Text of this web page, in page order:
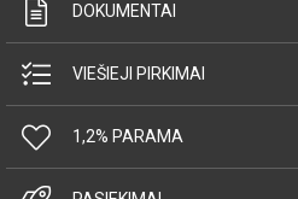
DOKUMENTAI
VIEŠIEJI PIRKIMAI
1,2% PARAMA